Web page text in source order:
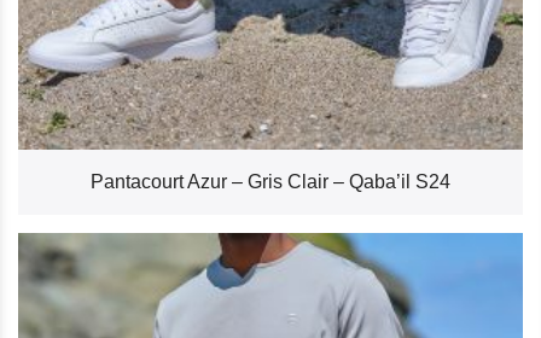
Pantacourt Azur – Gris Clair – Qaba’il S24